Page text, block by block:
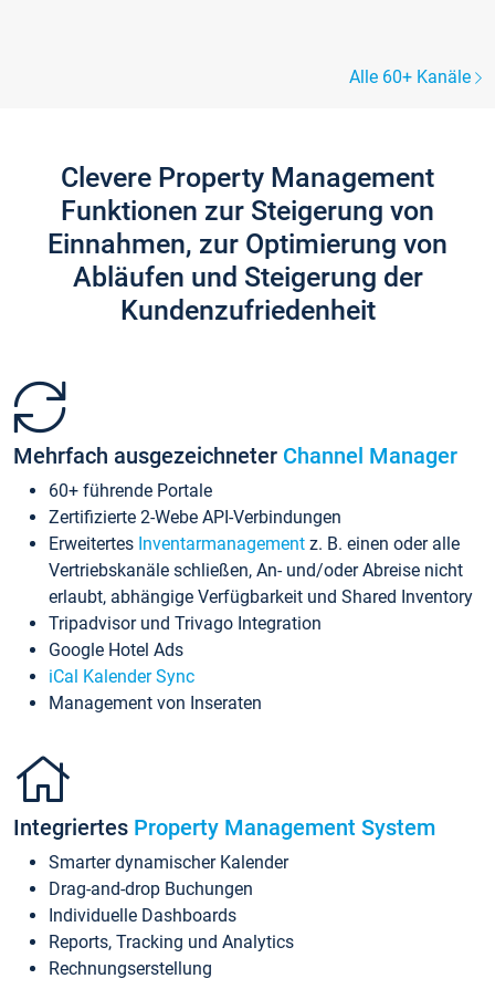
Alle 60+ Kanäle
Clevere Property Management
Funktionen zur Steigerung von
Einnahmen, zur Optimierung von
Abläufen und Steigerung der
Kundenzufriedenheit
Mehrfach ausgezeichneter Channel Manager
60+ führende Portale
Zertifizierte 2-Webe API-Verbindungen
Erweitertes Inventarmanagement z. B. einen oder alle
Vertriebskanäle schließen, An- und/oder Abreise nicht
erlaubt, abhängige Verfügbarkeit und Shared Inventory
Tripadvisor und Trivago Integration
Google Hotel Ads
iCal Kalender Sync
Management von Inseraten
Integriertes Property Management System
Smarter dynamischer Kalender
Drag-and-drop Buchungen
Individuelle Dashboards
Reports, Tracking und Analytics
Rechnungserstellung